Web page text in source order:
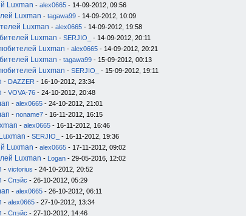
Luxman - alex0665 - 14-09-2012, 09:56
Luxman - tagawa99 - 14-09-2012, 10:09
Luxman - alex0665 - 14-09-2012, 19:58
Luxman - SERJIO_ - 14-09-2012, 20:11
Luxman - alex0665 - 14-09-2012, 20:21
Luxman - tagawa99 - 15-09-2012, 00:13
Luxman - SERJIO_ - 15-09-2012, 19:11
- DAZZER - 16-10-2012, 23:34
- VOVA-76 - 24-10-2012, 20:48
- alex0665 - 24-10-2012, 21:01
- noname7 - 16-11-2012, 16:15
- alex0665 - 16-11-2012, 16:46
- SERJIO_ - 16-11-2012, 19:36
Luxman - alex0665 - 17-11-2012, 09:02
Luxman - Logan - 29-05-2016, 12:02
- victorius - 24-10-2012, 20:52
- Спэйс - 26-10-2012, 05:29
- alex0665 - 26-10-2012, 06:11
- alex0665 - 27-10-2012, 13:34
- Спэйс - 27-10-2012, 14:46